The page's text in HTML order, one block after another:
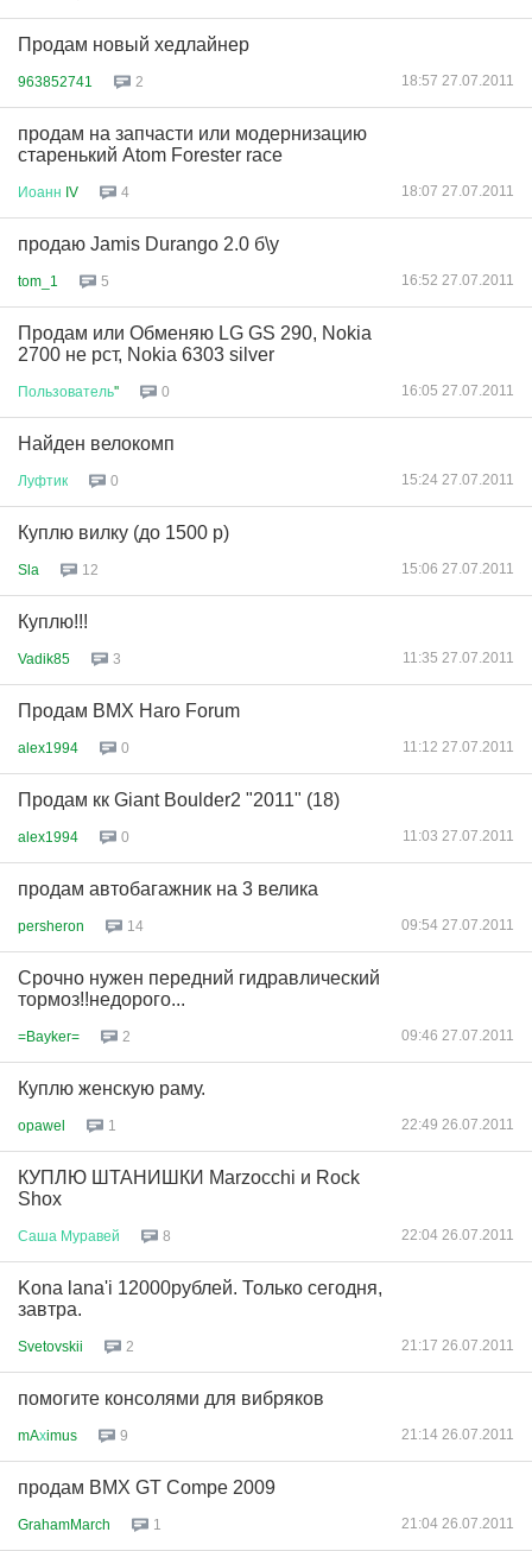
Продам новый хедлайнер
963852741 2 18:57 27.07.2011
продам на запчасти или модернизацию
старенький Atom Forester race
Иоанн IV 4 18:07 27.07.2011
продаю Jamis Durango 2.0 б\у
tom_1 5 16:52 27.07.2011
Продам или Обменяю LG GS 290, Nokia
2700 не рст, Nokia 6303 silver
Пользователь'' 0 16:05 27.07.2011
Найден велокомп
Луфтик 0 15:24 27.07.2011
Куплю вилку (до 1500 р)
Sla 12 15:06 27.07.2011
Куплю!!!
Vadik85 3 11:35 27.07.2011
Продам BMX Haro Forum
alex1994 0 11:12 27.07.2011
Продам кк Giant Boulder2 "2011" (18)
alex1994 0 11:03 27.07.2011
продам автобагажник на 3 велика
persheron 14 09:54 27.07.2011
Срочно нужен передний гидравлический
тормоз!!недорого...
=Bayker= 2 09:46 27.07.2011
Куплю женскую раму.
opawel 1 22:49 26.07.2011
КУПЛЮ ШТАНИШКИ Marzocchi и Rock
Shox
Саша Муравей 8 22:04 26.07.2011
Kona lana'i 12000рублей. Только сегодня,
завтра.
Svetovskii 2 21:17 26.07.2011
помогите консолями для вибряков
mAхimus 9 21:14 26.07.2011
продам BMX GT Compe 2009
GrahamMarch 1 21:04 26.07.2011